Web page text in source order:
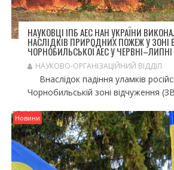
НАУКОВЦІ ІПБ АЕС НАН УКРАЇНИ
НАСЛІДКІВ ПРИРОДНИХ ПОЖЕЖ У ЗОНІ
ЧОРНОБИЛЬСЬКОЇ АЕС У
НАУКОВО-ОРГАНІЗАЦІЙНИЙ ВІДДІЛ
Внаслідок падіння уламків
Чорнобильській зоні відчуження
Новини